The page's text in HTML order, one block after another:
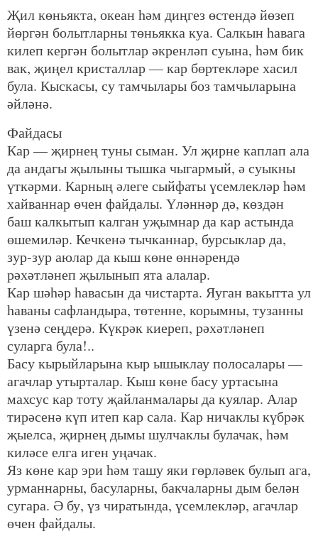
Җил көньякта, океан һәм диңгез өстендә йөзеп
йөргән болытларны төньякка куа. Салкын һавага
килеп кергән болытлар әкренләп суына, һәм бик
вак, җиңел кристаллар — кар бөртекләре хасил
була. Кыскасы, су тамчылары боз тамчыларына
әйләнә.
Файдасы
Кар — җирнең туны сыман. Ул җирне каплап ала
да андагы җылыны тышка чыгармый, ә суыкны
үткәрми. Карның әлеге сыйфаты үсемлекләр һәм
хайваннар өчен файдалы. Үләннәр дә, көздән
баш калкытып калган уҗымнар да кар астында
өшемиләр. Кечкенә тычканнар, бурсыклар да,
зур-зур аюлар да кыш көне өннәрендә
рәхәтләнеп җылынып ята алалар.
Кар шәһәр һавасын да чистарта. Яуган вакытта ул
һаваны сафландыра, төтенне, корымны, тузанны
үзенә сеңдерә. Күкрәк киереп, рәхәтләнеп
суларга була!..
Басу кырыйларына кыр ышыклау полосалары —
агачлар утырталар. Кыш көне басу уртасына
махсус кар тоту җайланмалары да куялар. Алар
тирәсенә күп итеп кар сала. Кар ничаклы күбрәк
җыелса, җирнең дымы шулчаклы булачак, һәм
киләсе елга иген уңачак.
Яз көне кар эри һәм ташу яки гөрләвек булып ага,
урманнарны, басуларны, бакчаларны дым белән
сугара. Ә бу, үз чиратында, үсемлекләр, агачлар
өчен файдалы.